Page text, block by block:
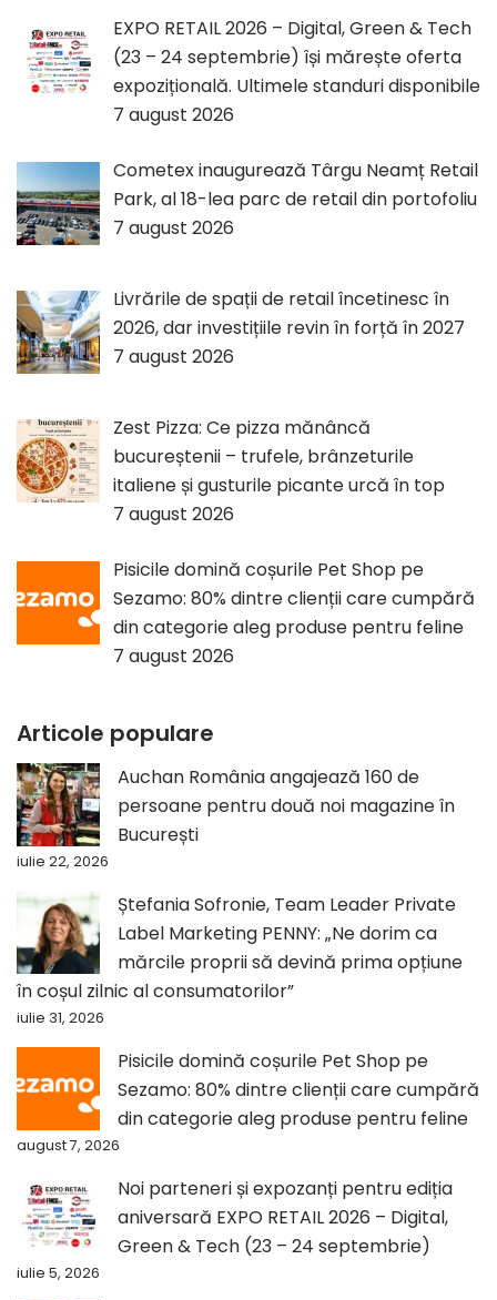
EXPO RETAIL 2026 – Digital, Green & Tech
(23 – 24 septembrie) își mărește oferta
expozițională. Ultimele standuri disponibile
7 august 2026
Cometex inaugurează Târgu Neamț Retail
Park, al 18-lea parc de retail din portofoliu
7 august 2026
Livrările de spații de retail încetinesc în
2026, dar investițiile revin în forță în 2027
7 august 2026
Zest Pizza: Ce pizza mănâncă
bucureștenii – trufele, brânzeturile
italiene și gusturile picante urcă în top
7 august 2026
Pisicile domină coșurile Pet Shop pe
Sezamo: 80% dintre clienții care cumpără
din categorie aleg produse pentru feline
7 august 2026
Articole populare
Auchan România angajează 160 de
persoane pentru două noi magazine în
București
iulie 22, 2026
Ștefania Sofronie, Team Leader Private
Label Marketing PENNY: „Ne dorim ca
mărcile proprii să devină prima opțiune
în coșul zilnic al consumatorilor”
iulie 31, 2026
Pisicile domină coșurile Pet Shop pe
Sezamo: 80% dintre clienții care cumpără
din categorie aleg produse pentru feline
august 7, 2026
Noi parteneri și expozanți pentru ediția
aniversară EXPO RETAIL 2026 – Digital,
Green & Tech (23 – 24 septembrie)
iulie 5, 2026